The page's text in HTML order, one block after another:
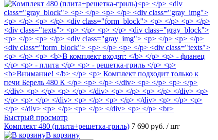
Быстрый просмотр
Комплект 480 (плита+решетка-гриль) 7 690 руб. / шт
В корзину